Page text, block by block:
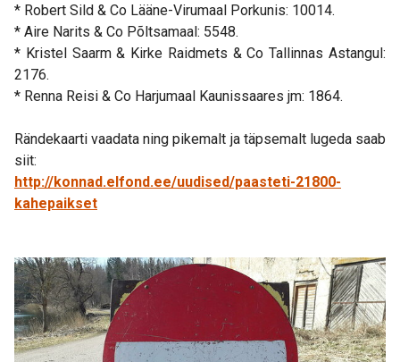
* Robert Sild & Co Lääne-Virumaal Porkunis: 10014.
* Aire Narits & Co Põltsamaal: 5548.
* Kristel Saarm & Kirke Raidmets & Co Tallinnas Astangul:
2176.
* Renna Reisi & Co Harjumaal Kaunissaares jm: 1864.
Rändekaarti vaadata ning pikemalt ja täpsemalt lugeda saab
siit:
http://konnad.elfond.ee/uudised/paasteti-21800-
kahepaikset